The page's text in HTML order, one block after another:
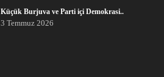
Küçük Burjuva ve Parti içi Demokrasi..
3 Temmuz 2026